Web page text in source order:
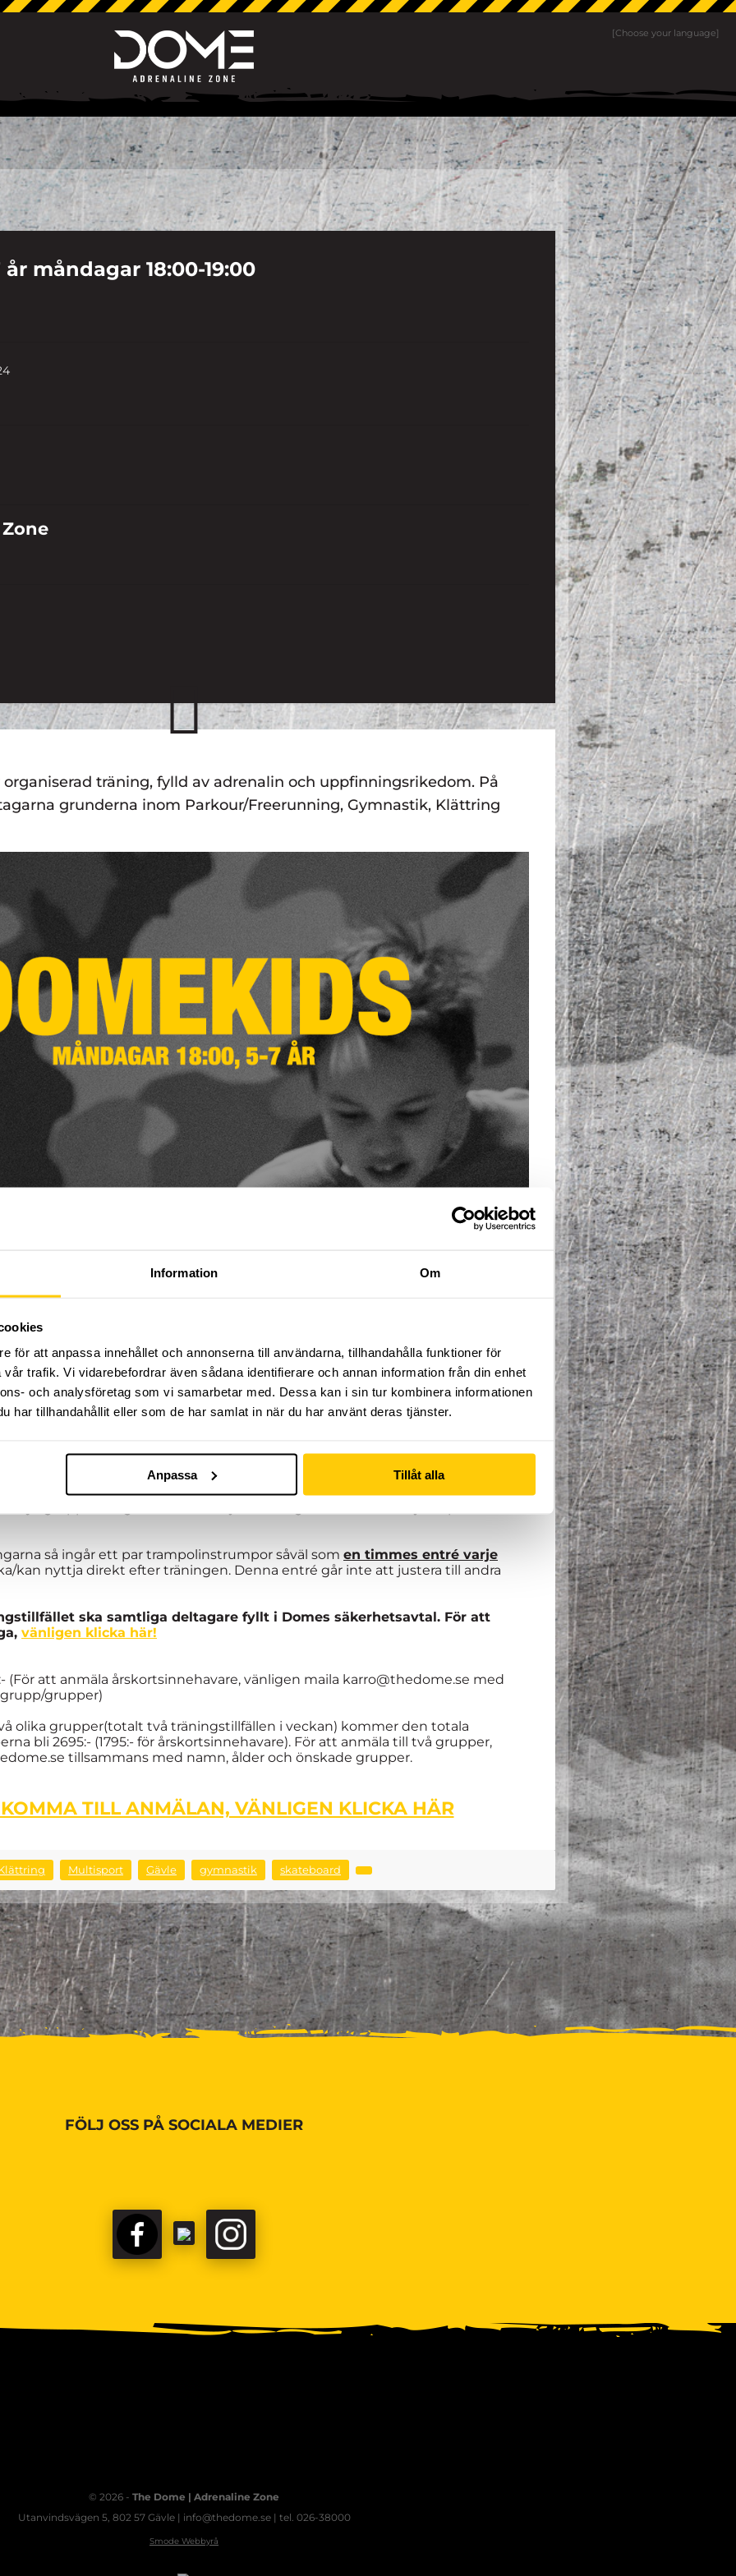
Information Om
för att anpassa innehållet och annonserna till användarna, tillhandahålla funktioner för
trafik. Vi vidarebefordrar även sådana identifierare och annan information från din enhet
och analysföretag som vi samarbetar med. Dessa kan i sin tur kombinera informationen
har tillhandahållit eller som de har samlat in när du har använt deras tjänster.
Anpassa Tillåt alla
[Choose your language]
måndagar 18:00-19:00
träning, fylld av adrenalin och uppfinningsrikedom. På
grunderna inom Parkour/Freerunning, Gymnastik, Klättring
TILL ANMÄLAN, VÄNLIGEN KLICKA HÄR
på Dome Adrenaline Zone!
med organiserad träning, fylld av adrenalin och uppfinningsrikedom. Denna
där ditt barn får lära sig dem grundläggande motoriska övningarna inom
trampolin och ett flertal åksporter! Du som vårdnadshavare bes befinna
träningen samt vara behjälplig vid behov.
är våra nyckelord!
och med 15:e december vecka 50. Uppehåll vecka 44 för höstlov. Gemensam
torsdagen 19:e december.
så ingår ett par trampolinstrumpor såväl som en timmes entré varje
kan nyttja direkt efter träningen. Denna entré går inte att justera till andra
ska samtliga deltagare fyllt i Domes säkerhetsavtal. För att
vänligen klicka här!
(För att anmäla årskortsinnehavare, vänligen maila karro@thedome.se med
grupper)
olika grupper(totalt två träningstillfällen i veckan) kommer den totala
bli 2695:- (1795:- för årskortsinnehavare). För att anmäla till två grupper,
tillsammans med namn, ålder och önskade grupper.
TILL ANMÄLAN, VÄNLIGEN KLICKA HÄR
Multisport Gävle gymnastik skateboard
FÖLJ OSS PÅ SOCIALA MEDIER
FACEBOOKTIKTOK
© 2026 - The Dome | Adrenaline Zone
Utanvindsvägen 5, 802 57 Gävle | info@thedome.se | tel. 026-38000
Smode Webbyrå